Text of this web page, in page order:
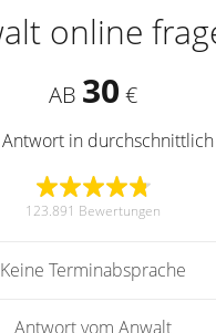
online
AB 30 €
in
123.891 Bewertungen
Keine Terminabsprache
Antwort vom Anwalt